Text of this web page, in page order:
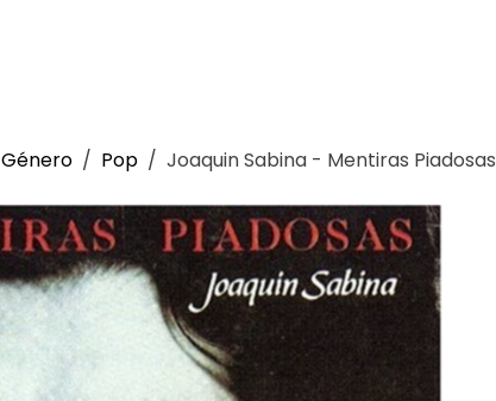
Género Pop Joaquin Sabina - Mentiras Piadosas